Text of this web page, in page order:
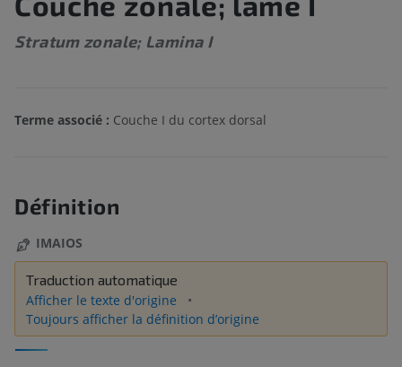
Stratum zonale; Lamina I
Terme associé : Couche I du cortex dorsal
Définition
IMAIOS
Traduction automatique
Afficher le texte d'origine
Toujours afficher la définition d’origine